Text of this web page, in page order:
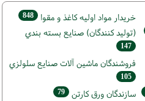
خريدار مواد اوليه كاغذ و مقوا 848
(تولید كنندگان) صنايع بسته بندي
147
فروشندگان ماشين آلات صنايع سلولزي
105
سازندگان ورق كارتن 79